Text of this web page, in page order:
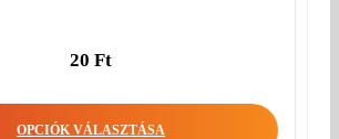
20 Ft
OPCIÓK VÁLASZTÁSA